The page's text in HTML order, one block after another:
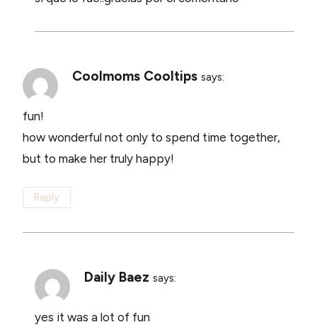
Coolmoms Cooltips says:
fun!
how wonderful not only to spend time together,
but to make her truly happy!
Reply
Daily Baez says:
yes it was a lot of fun